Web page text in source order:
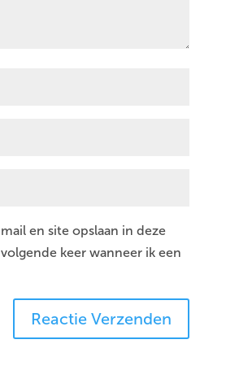
en site opslaan in deze
keer wanneer ik een